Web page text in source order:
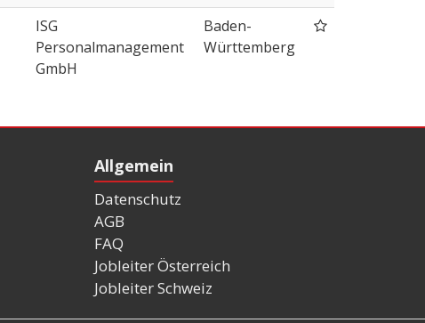
ISG
Personalmanagement
GmbH
Baden-
Württemberg
Allgemein
Datenschutz
AGB
FAQ
Jobleiter Österreich
Jobleiter Schweiz